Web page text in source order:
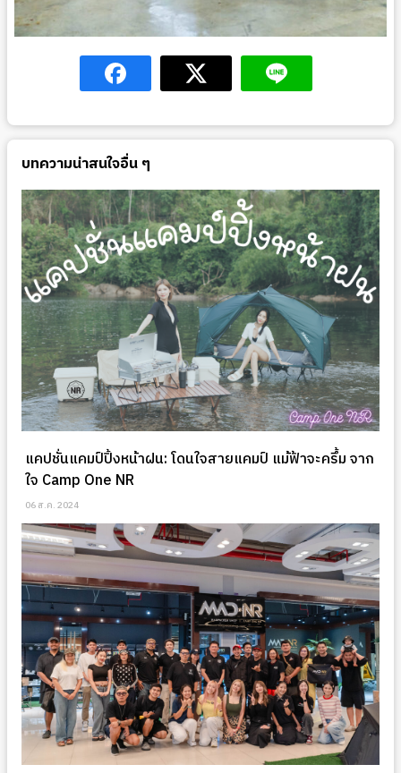
บทความน่าสนใจอื่น ๆ
แคปชั่นแคมป์ปิ้งหน้าฝน: โดนใจสายแคมป์ แม้ฟ้าจะครึ้ม จาก
ใจ Camp One NR
06 ส.ค. 2024